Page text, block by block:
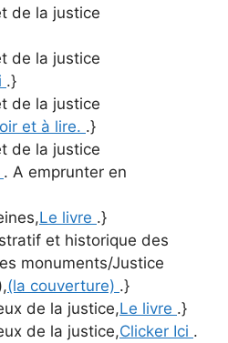
de la justice
de la justice
.}
de la justice
et à lire. .}
de la justice
. A emprunter en
Le livre .}
et historique des
monuments/Justice
(la couverture) .}
de la justice,Le livre .}
de la justice,Clicker Ici .